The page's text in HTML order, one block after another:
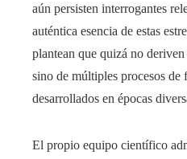
aún persisten interrogantes
auténtica esencia de estas
plantean que quizá no
sino de múltiples procesos de
desarrollados en épocas
El propio equipo científico